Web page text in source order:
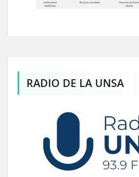
RADIO DE LA UNSA